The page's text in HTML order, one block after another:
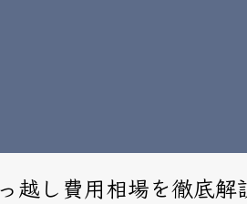
越し費用相場を徹底